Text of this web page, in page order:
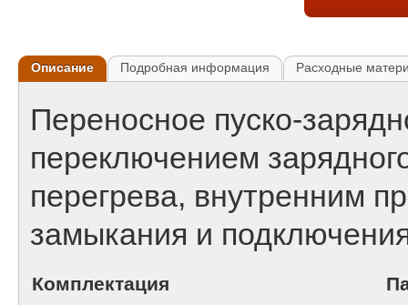
Описание Подробная информация Расходные
Переносное пуско-
переключением
перегрева, внутренним
замыкания и
Комплектация